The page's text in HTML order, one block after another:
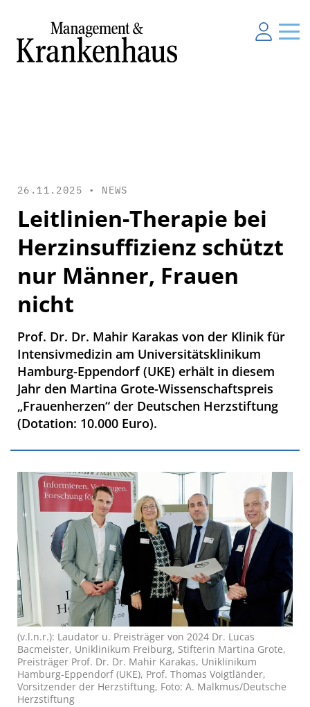
26.11.2025 • NEWS
Leitlinien-Therapie bei
Herzinsuffizienz schützt
nur Männer, Frauen
nicht
Prof. Dr. Dr. Mahir Karakas von der Klinik für
Intensivmedizin am Universitätsklinikum
Hamburg-Eppendorf (UKE) erhält in diesem
Jahr den Martina Grote-Wissenschaftspreis
„Frauenherzen“ der Deutschen Herzstiftung
(Dotation: 10.000 Euro).
(v.l.n.r.): Laudator u. Preisträger von 2024 Dr. Lucas
Bacmeister, Uniklinikum Freiburg, Stifterin Martina Grote,
Preisträger Prof. Dr. Dr. Mahir Karakas, Uniklinikum
Hamburg-Eppendorf (UKE), Prof. Thomas Voigtländer,
Vorsitzender der Herzstiftung, Foto: A. Malkmus/Deutsche
Herzstiftung